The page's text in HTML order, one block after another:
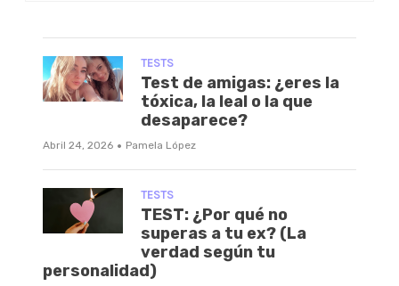
TESTS
Test de amigas: ¿eres la
tóxica, la leal o la que
desaparece?
Abril 24, 2026 · Pamela López
TESTS
TEST: ¿Por qué no
superas a tu ex? (La
verdad según tu
personalidad)